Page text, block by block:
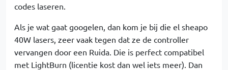
codes laseren.
Als je wat gaat googelen, dan kom je bij die el sheapo
40W lasers, zeer vaak tegen dat ze de controller
vervangen door een Ruida. Die is perfect compatibel
met LightBurn (licentie kost dan wel iets meer). Dan